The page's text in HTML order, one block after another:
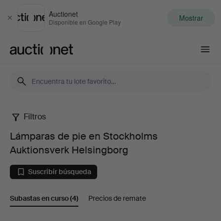
Cerrar
Auctionet
Disponible en Google Play Mostrar
Lámparas
de
pie
en
Filtros
Lámparas de pie en Stockholms
Auktionsverk Helsingborg
Suscribir búsqueda
Subastas en curso(4) Precios de remate